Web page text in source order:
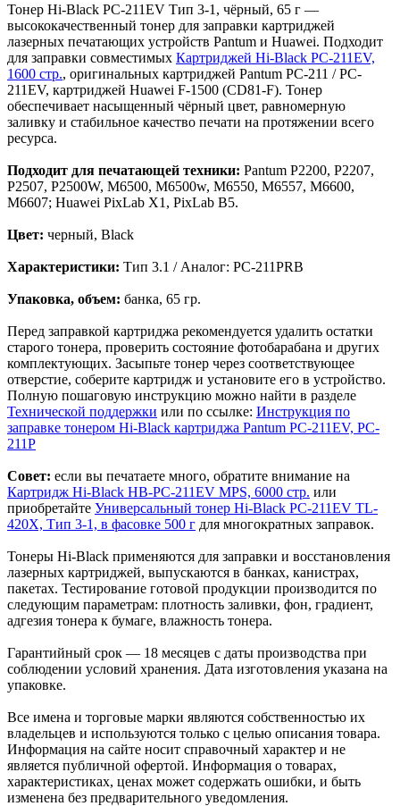
Тонер Hi-Black PC-211EV Тип 3-1, чёрный, 65 г —
высококачественный тонер для заправки картриджей
лазерных печатающих устройств Pantum и Huawei. Подходит
для заправки совместимых Картриджей Hi-Black PC-211EV,
1600 стр., оригинальных картриджей Pantum PC-211 / PC-
211EV, картриджей Huawei F-1500 (CD81-F). Тонер
обеспечивает насыщенный чёрный цвет, равномерную
заливку и стабильное качество печати на протяжении всего
ресурса.
Подходит для печатающей техники: Pantum P2200, P2207,
P2507, P2500W, M6500, M6500w, M6550, M6557, M6600,
M6607; Huawei PixLab X1, PixLab B5.
Цвет: черный, Black
Характеристики: Тип 3.1 / Аналог: PC-211PRB
Упаковка, объем: банка, 65 гр.
Перед заправкой картриджа рекомендуется удалить остатки
старого тонера, проверить состояние фотобарабана и других
комплектующих. Засыпьте тонер через соответствующее
отверстие, соберите картридж и установите его в устройство.
Полную пошаговую инструкцию можно найти в разделе
Технической поддержки или по ссылке: Инструкция по
заправке тонером Hi-Black картриджа Pantum PC-211EV, PC-
211P
Совет: если вы печатаете много, обратите внимание на
Картридж Hi-Black HB-PC-211EV MPS, 6000 стр. или
приобретайте Универсальный тонер Hi-Black PC-211EV TL-
420X, Тип 3-1, в фасовке 500 г для многократных заправок.
Тонеры Hi-Black применяются для заправки и восстановления
лазерных картриджей, выпускаются в банках, канистрах,
пакетах. Тестирование готовой продукции производится по
следующим параметрам: плотность заливки, фон, градиент,
адгезия тонера к бумаге, влажность тонера.
Гарантийный срок — 18 месяцев с даты производства при
соблюдении условий хранения. Дата изготовления указана на
упаковке.
Все имена и торговые марки являются собственностью их
владельцев и используются только с целью описания товара.
Информация на сайте носит справочный характер и не
является публичной офертой. Информация о товарах,
характеристиках, ценах может содержать ошибки, и быть
изменена без предварительного уведомления.